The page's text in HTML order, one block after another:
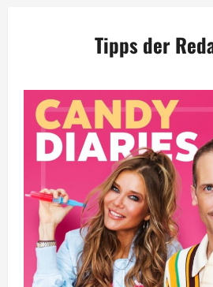
Tipps der